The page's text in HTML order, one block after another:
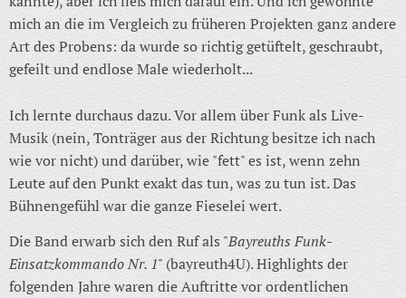
mich an die im Vergleich zu früheren Projekten ganz andere
Art des Probens: da wurde so richtig getüftelt, geschraubt,
gefeilt und endlose Male wiederholt...
Ich lernte durchaus dazu. Vor allem über Funk als Live-
Musik (nein, Tonträger aus der Richtung besitze ich nach
wie vor nicht) und darüber, wie "fett" es ist, wenn zehn
Leute auf den Punkt exakt das tun, was zu tun ist. Das
Bühnengefühl war die ganze Fieselei wert.
Die Band erwarb sich den Ruf als "Bayreuths Funk-
Einsatzkommando Nr. 1" (bayreuth4U). Highlights der
folgenden Jahre waren die Auftritte vor ordentlichen